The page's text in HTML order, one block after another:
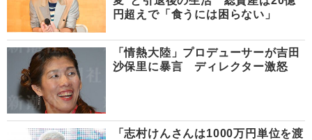
円超えで「食うには困らない」
「情熱大陸」プロデューサーが吉田
沙保里に暴言 ディレクター激怒
「志村けんさんは1000万円単位を渡